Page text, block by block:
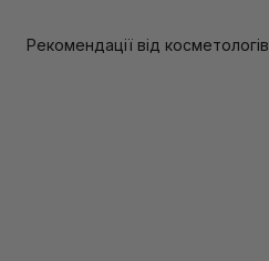
Рекомендації від косметологів